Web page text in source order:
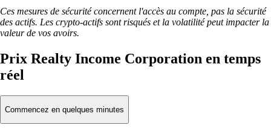
Ces mesures de sécurité concernent l'accès au compte, pas la sécurité
des actifs. Les crypto-actifs sont risqués et la volatilité peut impacter la
valeur de vos avoirs.
Prix Realty Income Corporation en temps
réel
Commencez en quelques minutes